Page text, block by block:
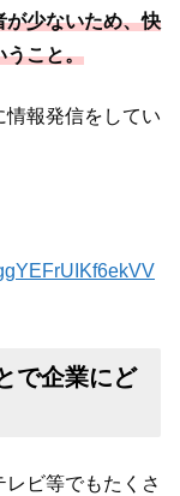
が少ないため、快
うこと。
情報発信をしてい
で企業にど
ビ等でもたくさ